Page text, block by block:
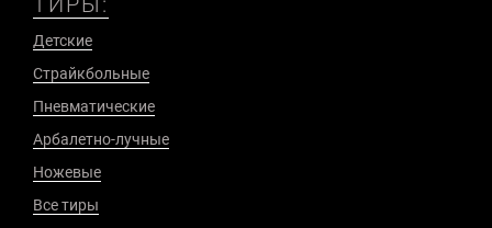
Детские
Страйкбольные
Пневматические
Арбалетно-лучные
Ножевые
Все тиры